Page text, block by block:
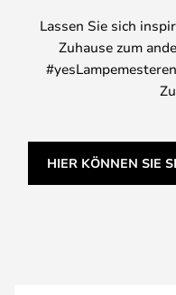
Lassen Sie sich
Zuhause zum
HIER KÖNNEN SIE